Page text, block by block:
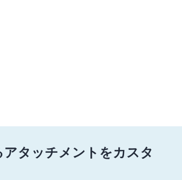
アタッチメントをカスタ